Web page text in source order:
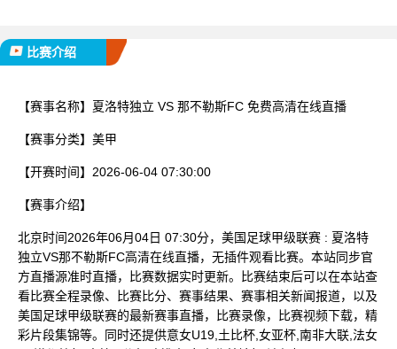
比赛介绍
【赛事名称】 夏洛特独立 VS 那不勒斯FC 免费高清在线直播
【赛事分类】 美甲
【开赛时间】 2026-06-04 07:30:00
【赛事介绍】
北京时间2026年06月04日 07:30分，美国足球甲级联赛 : 夏洛特
独立VS那不勒斯FC高清在线直播，无插件观看比赛。本站同步官
方直播源准时直播，比赛数据实时更新。比赛结束后可以在本站查
看比赛全程录像、比赛比分、赛事结果、赛事相关新闻报道，以及
美国足球甲级联赛的最新赛事直播，比赛录像，比赛视频下载，精
彩片段集锦等。同时还提供意女U19,土比杯,女亚杯,南非大联,法女